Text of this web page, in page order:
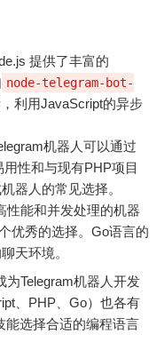
提供了丰富的
node-telegram-bot-
利用JavaScript的异步
机器人可以通过
用性和与现有PHP项目
器人的常见选择。
性能和并发处理的机器
优秀的选择。Go语言的
天环境。
为Telegram机器人开发
、PHP、Go）也各有
能选择合适的编程语言